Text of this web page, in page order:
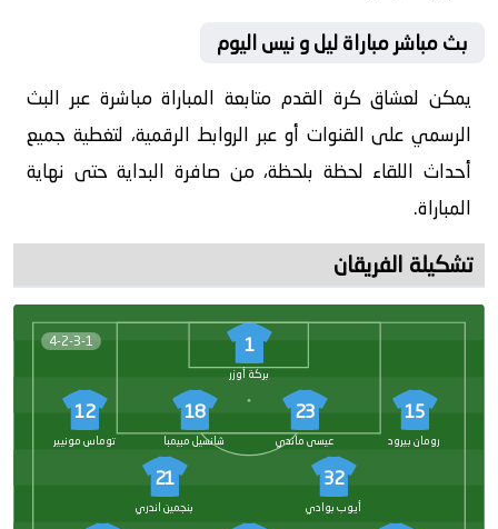
بث مباشر مباراة ليل و نيس اليوم
يمكن لعشاق كرة القدم متابعة المباراة مباشرة عبر البث
الرسمي على القنوات أو عبر الروابط الرقمية، لتغطية جميع
أحداث اللقاء لحظة بلحظة، من صافرة البداية حتى نهاية
المباراة.
تشكيلة الفريقان
4-2-3-1 1
بركة أوزر
15
رومان بيرود
23
عيسى ماندي
18
شانسيل مبيمبا
12
توماس مونيير
32
أيوب بوادي
21
بنجمين اندري